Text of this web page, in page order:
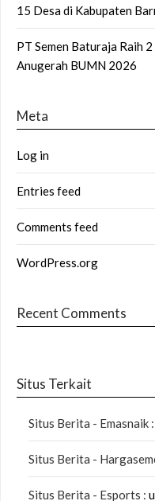
15 Desa di Kabupaten
PT Semen Baturaja Raih
Anugerah BUMN 2026
Meta
Log in
Entries feed
Comments feed
WordPress.org
Recent Comments
Situs Terkait
Situs Berita - Emasnaik :
Situs Berita -
Situs Berita - Esports :